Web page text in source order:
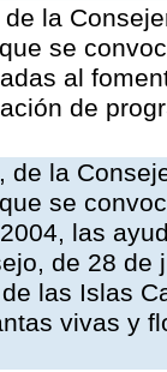
la
se
al
de
de la
se
las
de 28 de
las Islas
vivas y